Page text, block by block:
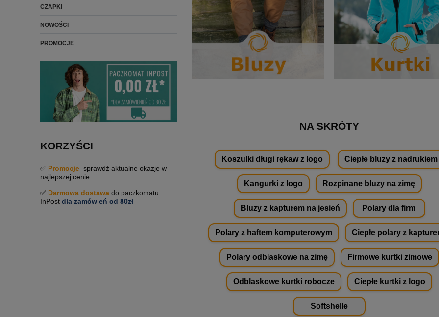
CZAPKI
NOWOŚCI
PROMOCJE
KORZYŚCI
✅ Promocje sprawdź aktualne okazje w
najlepszej cenie
✅ Darmowa dostawa do paczkomatu
InPost dla zamówień od 80zł
NA SKRÓTY
Koszulki długi rękaw z logo Ciepłe bluzy z nadrukiem
Kangurki z logo Rozpinane bluzy na zimę
Bluzy z kapturem na jesień Polary dla firm
Polary z haftem komputerowym Ciepłe polary z
Polary odblaskowe na zimę Firmowe kurtki zimowe
Odblaskowe kurtki robocze Ciepłe kurtki z logo
Softshelle